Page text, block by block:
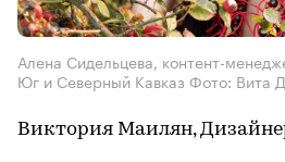
Алена Сидельцева, контент-
Юг и Северный Кавказ Фото: Вита
Виктория Маилян,